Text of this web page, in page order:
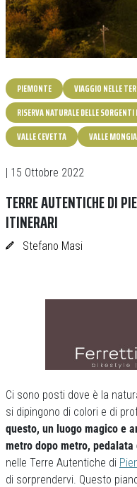
PIEMONTE
VIAGGIO NELLE
RISERVA NATURALE DELLE SORGENTI
VALLE CEVETTA
VALLE MONGIA
| 15 Ottobre 2022
TERRE AUTENTICHE DI
ITINERARI
Stefano Masi
Ci sono posti dove è la
si dipingono di colori e di
questo, un luogo magico e
metro dopo metro, pedalata
nelle Terre Autentiche di
di sorprendervi. Questo